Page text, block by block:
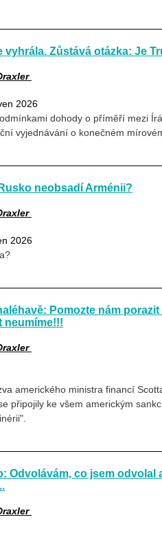
vyhrála. Zůstává otázka: Je
2026
dohody o příměří mezi
vyjednávání o konečném
neobsadí Arménii?
2026
Pomozte nám
neumíme!!!
amerického ministra financí
připojily ke všem americkým
Odvolávám, co jsem odvolal